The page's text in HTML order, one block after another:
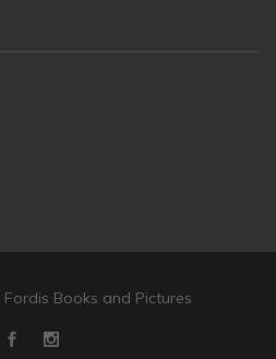
Books and Pictures